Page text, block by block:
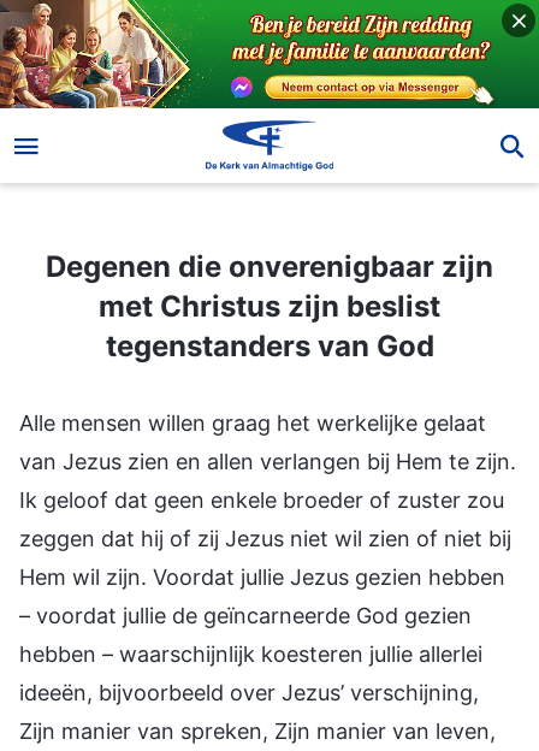
Degenen die onverenigbaar zijn
met Christus zijn beslist
tegenstanders van God
Alle mensen willen graag het werkelijke gelaat
van Jezus zien en allen verlangen bij Hem te zijn.
Ik geloof dat geen enkele broeder of zuster zou
zeggen dat hij of zij Jezus niet wil zien of niet bij
Hem wil zijn. Voordat jullie Jezus gezien hebben
– voordat jullie de geïncarneerde God gezien
hebben – waarschijnlijk koesteren jullie allerlei
ideeën, bijvoorbeeld over Jezus’ verschijning,
Zijn manier van spreken, Zijn manier van leven,